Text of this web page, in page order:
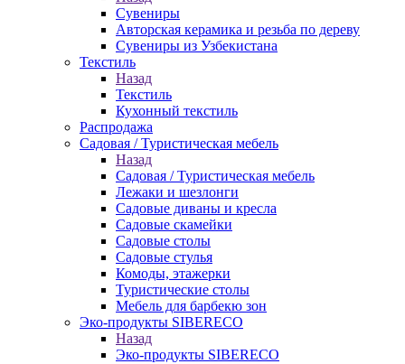
Сувениры
Авторская керамика и резьба по дереву
Сувениры из Узбекистана
Текстиль
Назад
Текстиль
Кухонный текстиль
Распродажа
Садовая / Туристическая мебель
Назад
Садовая / Туристическая мебель
Лежаки и шезлонги
Садовые диваны и кресла
Садовые скамейки
Садовые столы
Садовые стулья
Комоды, этажерки
Туристические столы
Мебель для барбекю зон
Эко-продукты SIBERECO
Назад
Эко-продукты SIBERECO